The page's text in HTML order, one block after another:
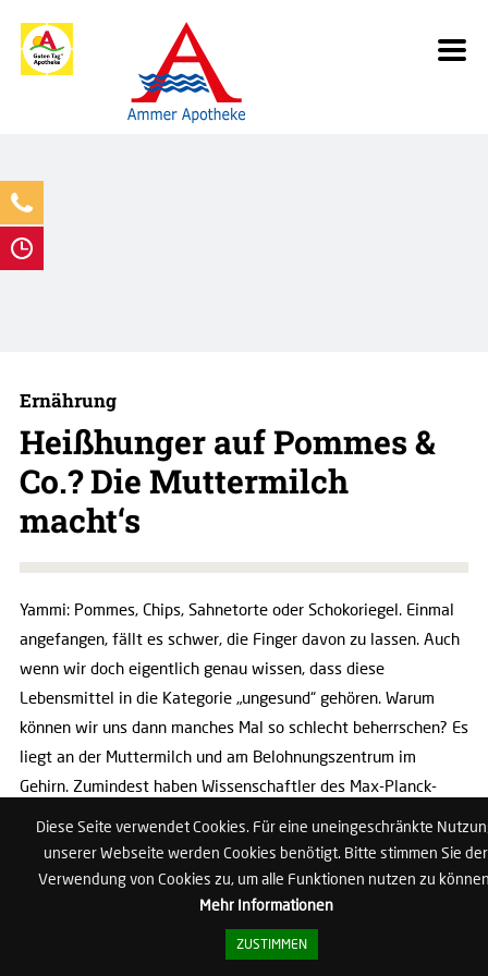
Diese Seite verwendet Cookies. Für eine uneingeschränkte
unserer Webseite werden Cookies benötigt. Bitte stimmen Sie der
Verwendung von Cookies zu, um alle Funktionen nutzen zu
Mehr Informationen
ZUSTIMMEN
Ernährung
Heißhunger auf Pommes &
Co.? Die Muttermilch
macht‘s
Yammi: Pommes, Chips, Sahnetorte oder Schokoriegel. Einmal
angefangen, fällt es schwer, die Finger davon zu lassen. Auch
wenn wir doch eigentlich genau wissen, dass diese
Lebensmittel in die Kategorie „ungesund“ gehören. Warum
können wir uns dann manches Mal so schlecht beherrschen? Es
liegt an der Muttermilch und am Belohnungszentrum im
Gehirn. Zumindest haben Wissenschaftler des Max-Planck-
wissenschaftliche Erklärung gefunden.
Muttermilch – eine Kombi aus Fetten und